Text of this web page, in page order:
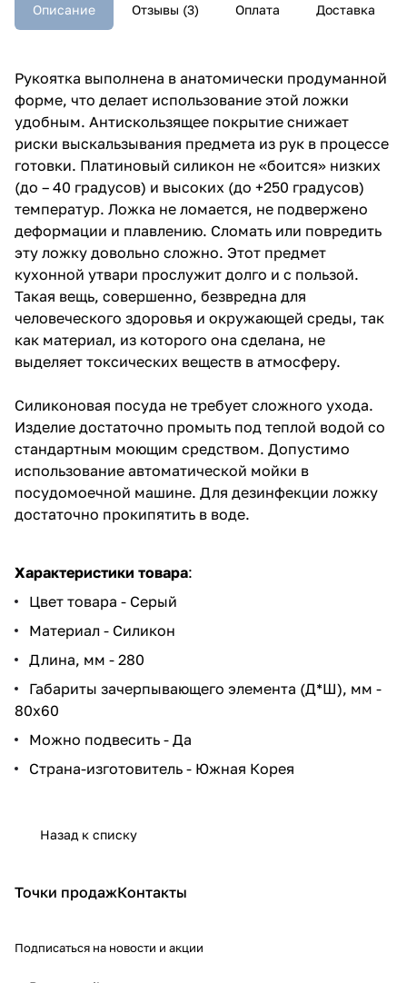
Описание Отзывы (3) Оплата Доставка
Рукоятка выполнена в анатомически продуманной
форме, что делает использование этой ложки
удобным. Антискользящее покрытие снижает
риски выскальзывания предмета из рук в процессе
готовки. Платиновый силикон не «боится» низких
(до – 40 градусов) и высоких (до +250 градусов)
температур. Ложка не ломается, не подвержено
деформации и плавлению. Сломать или повредить
эту ложку довольно сложно. Этот предмет
кухонной утвари прослужит долго и с пользой.
Такая вещь, совершенно, безвредна для
человеческого здоровья и окружающей среды, так
как материал, из которого она сделана, не
выделяет токсических веществ в атмосферу.
Силиконовая посуда не требует сложного ухода.
Изделие достаточно промыть под теплой водой со
стандартным моющим средством. Допустимо
использование автоматической мойки в
посудомоечной машине. Для дезинфекции ложку
достаточно прокипятить в воде.
Характеристики товара:
Цвет товара - Серый
Материал - Силикон
Длина, мм - 280
Габариты зачерпывающего элемента (Д*Ш), мм -
80x60
Можно подвесить - Да
Страна-изготовитель - Южная Корея
Назад к списку
Точки продажКонтакты
Подписаться на новости и акции